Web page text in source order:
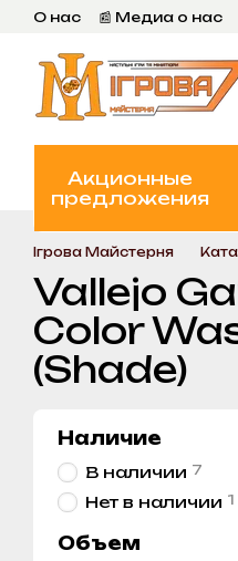
Перейти к основному
О нас 📰 Медиа о нас
📄
Акционные
предложения
Ігрова Майстерня
Vallejo
Color
(Shade)
Наличие
В наличии 7
Нет в наличии 1
Объем